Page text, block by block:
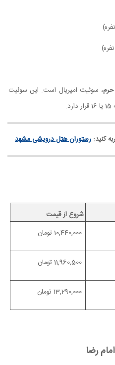
، سوئیت امپریال است. این سوئیت
کنید:رستوران هتل درویشی مشهد
شروع از قیمت
10,440,000 تومان
11,960,500 تومان
13,290,000 تومان
رضا